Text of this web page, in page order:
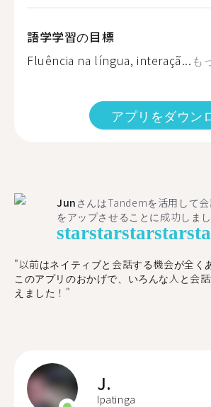
語学学習の目標
Fluência na língua, interaçã... も
アプリをダウン
Jun さんはTandemを活用して
をアップさせることに成功しまし
starstarstarstar
"以前はネイティブと会話する機会が全く
このアプリのおかげで、いろんな人と会
えました！"
J.
Ipatinga